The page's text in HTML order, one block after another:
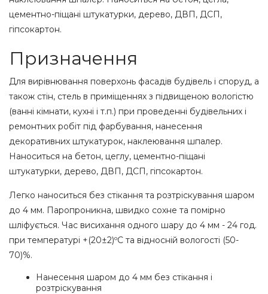
цементно-піщані штукатурки, дерево, ДВП, ДСП,
гіпсокартон.
Призначення
Для вирівнювання поверхонь фасадів будівель і споруд, а
також стін, стель в приміщеннях з підвищеною вологістю
(ванні кімнати, кухні і т.п.) при проведенні будівельних і
ремонтних робіт під фарбування, нанесення
декоративних штукатурок, наклеювання шпалер.
Наноситься на бетон, цеглу, цементно-піщані
штукатурки, дерево, ДВП, ДСП, гіпсокартон.
Легко наноситься без стікання та розтріскування шаром
до 4 мм. Паропроникна, швидко сохне та помірно
шліфується. Час висихання одного шару до 4 мм - 24 год.
при температурі +(20±2)ºС та відносній вологості (50-
70)%.
Нанесення шаром до 4 мм без стікання і
розтріскування